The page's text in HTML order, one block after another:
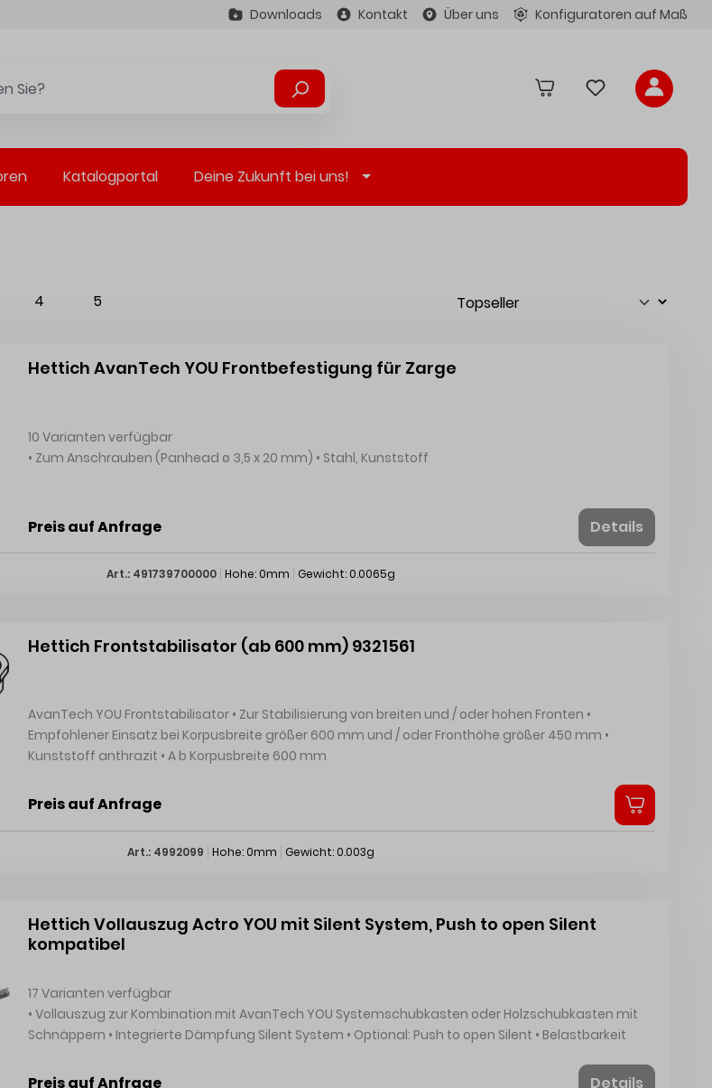
Downloads Kontakt Über uns Konfiguratoren auf Maß
Katalogportal Deine Zukunft bei uns!
4 5
Hettich AvanTech YOU Frontbefestigung für Zarge
10 Varianten verfügbar
• Zum Anschrauben (Panhead ø 3,5 x 20 mm) • Stahl, Kunststoff
Preis auf Anfrage Details
Art.: 491739700000 Hohe: 0mm Gewicht: 0.0065g
Hettich Frontstabilisator (ab 600 mm) 9321561
AvanTech YOU Frontstabilisator • Zur Stabilisierung von breiten und / oder hohen Fronten •
Empfohlener Einsatz bei Korpusbreite größer 600 mm und / oder Fronthöhe größer 450 mm •
Kunststoff anthrazit • A b Korpusbreite 600 mm
Preis auf Anfrage
Art.: 4992099 Hohe: 0mm Gewicht: 0.003g
Hettich Vollauszug Actro YOU mit Silent System, Push to open Silent
kompatibel
17 Varianten verfügbar
• Vollauszug zur Kombination mit AvanTech YOU Systemschubkasten oder Holzschubkasten mit
Schnäppern • Integrierte Dämpfung Silent System • Optional: Push to open Silent • Belastbarkeit
bestellt werden • Schnäpper für Anwendung mit Holzschubkasten kann separat bestellt werden
Preis auf Anfrage Details